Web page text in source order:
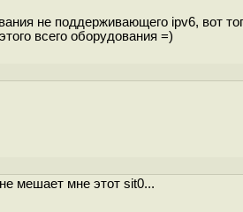
не поддерживающего ipv6, вот
всего оборудования =)
мешает мне этот sit0...